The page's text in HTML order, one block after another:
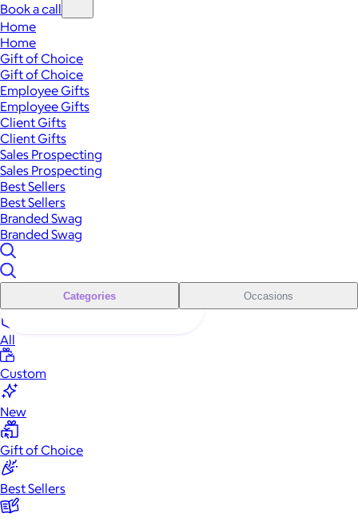
Book a call
Home
Home
Gift of Choice
Gift of Choice
Employee Gifts
Employee Gifts
Client Gifts
Client Gifts
Sales Prospecting
Sales Prospecting
Best Sellers
Best Sellers
Branded Swag
Branded Swag
Categories Occasions
All
Custom
New
Gift of Choice
Best Sellers